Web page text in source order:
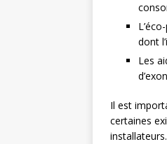
dont
Les
Il est
certaines